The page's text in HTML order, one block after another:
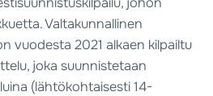
Valtakunnallinen
vuodesta 2021 alkaen kilpailtu
joka suunnistetaan
(lähtökohtaisesti 14-